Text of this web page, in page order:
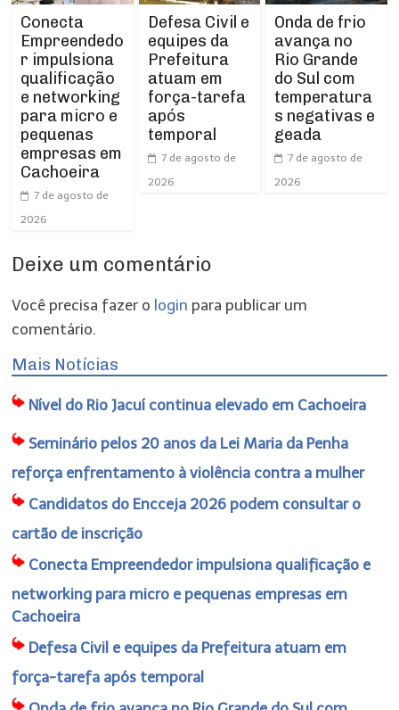
Conecta
Empreendedo
r impulsiona
qualificação
e networking
para micro e
pequenas
empresas em
Cachoeira
7 de agosto de
2026
Defesa Civil e
equipes da
Prefeitura
atuam em
força-tarefa
após
temporal
7 de agosto de
2026
Onda de frio
avança no
Rio Grande
do Sul com
temperatura
s negativas e
geada
7 de agosto de
2026
Deixe um comentário
Você precisa fazer o login para publicar um
comentário.
Mais Notícias
Nível do Rio Jacuí continua elevado em Cachoeira
Seminário pelos 20 anos da Lei Maria da Penha
reforça enfrentamento à violência contra a mulher
Candidatos do Encceja 2026 podem consultar o
cartão de inscrição
Conecta Empreendedor impulsiona qualificação e
networking para micro e pequenas empresas em
Cachoeira
Defesa Civil e equipes da Prefeitura atuam em
força-tarefa após temporal